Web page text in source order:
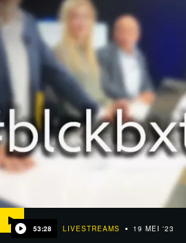
53:28 LIVESTREAMS 19 MEI '23